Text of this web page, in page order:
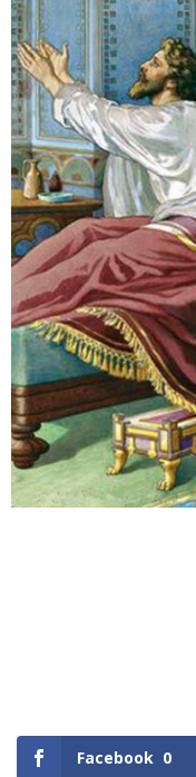
Facebook 0